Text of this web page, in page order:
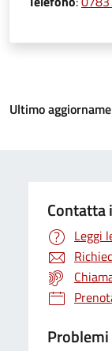
Ultimo
Contatta
Leggi